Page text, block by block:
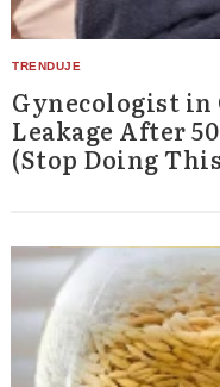
Gynecologist in
Leakage After
(Stop Doing